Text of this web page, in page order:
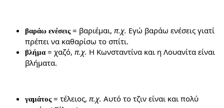
βαράω ενέσεις= βαριέμαι, π.χ. Εγώ βαράω ενέσεις γιατί
πρέπει να καθαρίσω το σπίτι.
βλήμα= χαζό, π.χ. Η Κωνσταντίνα και η Λουανίτα είναι
βλήματα.
γαμάτος= τέλειος, π.χ. Αυτό το τζιν είναι και πολύ